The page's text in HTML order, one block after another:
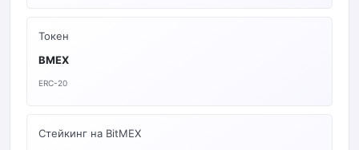
Токен
BMEX
ERC-20
Стейкинг на BitMEX